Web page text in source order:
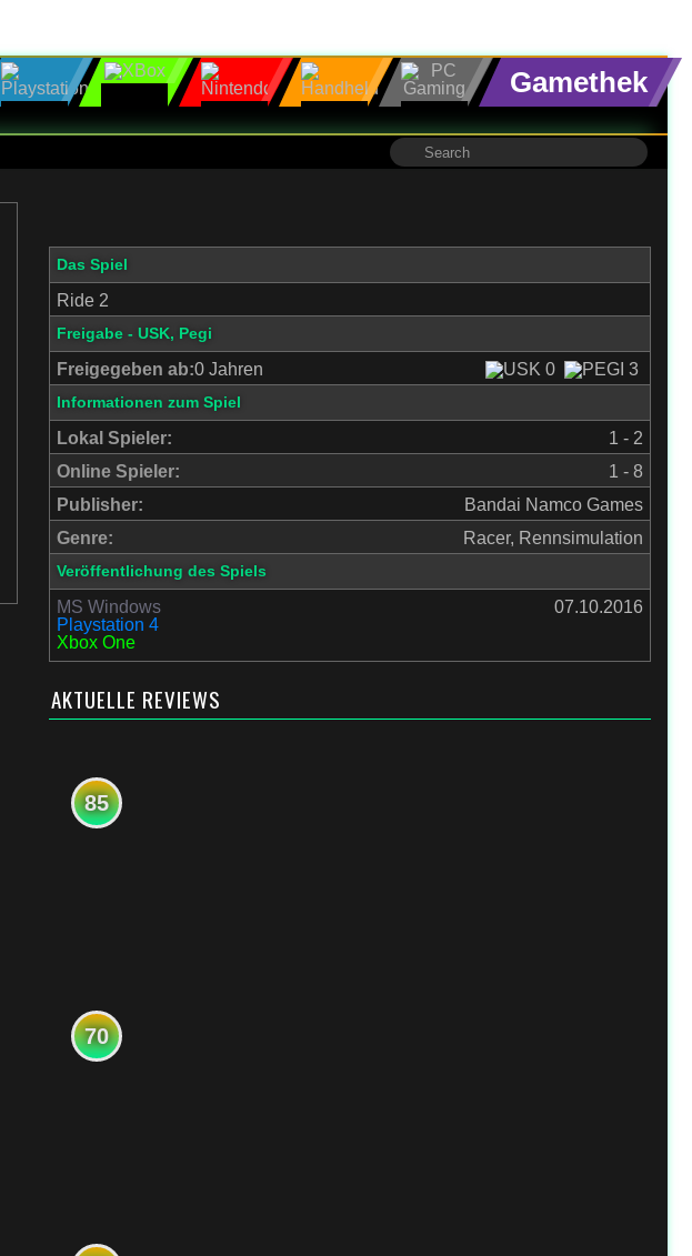
Gamethek
Das Spiel
Ride 2
Freigabe - USK, Pegi
Freigegeben ab:0 Jahren
Informationen zum Spiel
Lokal Spieler:
1 - 2
Online Spieler:
1 - 8
Publisher:
Bandai Namco Games
Genre:
Racer, Rennsimulation
Veröffentlichung des Spiels
MS Windows
Playstation 4
Xbox One
07.10.2016
AKTUELLE REVIEWS
85
70